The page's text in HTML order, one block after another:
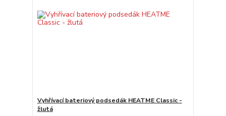
Vyhřívací bateriový podsedák HEATME Classic -
žlutá